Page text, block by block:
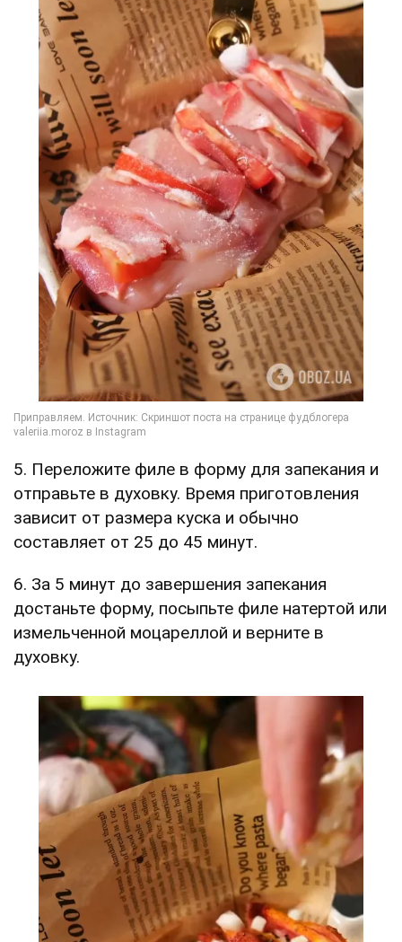
5. Переложите филе в форму для запекания и
отправьте в духовку. Время приготовления
зависит от размера куска и обычно
составляет от 25 до 45 минут.
6. За 5 минут до завершения запекания
достаньте форму, посыпьте филе натертой или
измельченной моцареллой и верните в
духовку.